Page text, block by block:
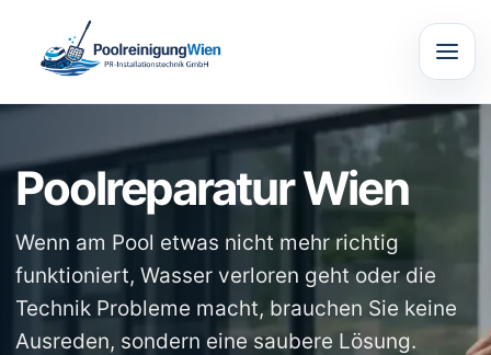
Poolreparatur Wien
Wenn am Pool etwas nicht mehr richtig
funktioniert, Wasser verloren geht oder die
Technik Probleme macht, brauchen Sie keine
Ausreden, sondern eine saubere Lösung.